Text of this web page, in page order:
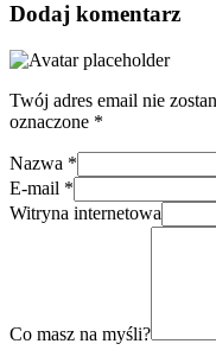
Dodaj komentarz
Twój adres email nie
oznaczone *
Nazwa *
E-mail *
Witryna internetowa
Co masz na myśli?